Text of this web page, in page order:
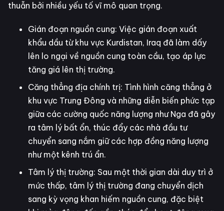
thuẫn bởi nhiều yếu tố vĩ mô quan trọng.
Gián đoạn nguồn cung: Việc gián đoạn xuất
khẩu dầu từ khu vực Kurdistan, Iraq đã làm dấy
lên lo ngại về nguồn cung toàn cầu, tạo áp lực
tăng giá lên thị trường.
Căng thẳng địa chính trị: Tình hình căng thẳng ở
khu vực Trung Đông và những diễn biến phức tạp
giữa các cường quốc năng lượng như Nga đã gây
ra tâm lý bất ổn, thúc đẩy các nhà đầu tư
chuyển sang nắm giữ các hợp đồng năng lượng
như một kênh trú ẩn.
Tâm lý thị trường: Sau một thời gian dài duy trì ở
mức thấp, tâm lý thị trường đang chuyển dịch
sang kỳ vọng khan hiếm nguồn cung, đặc biệt